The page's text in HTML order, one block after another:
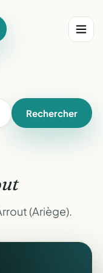
Rechercher
(Ariège).